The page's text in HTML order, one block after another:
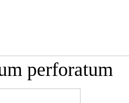
perforatum